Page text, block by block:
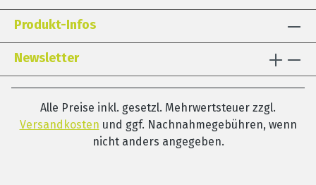
Produkt-Infos
Newsletter
Alle Preise inkl. gesetzl. Mehrwertsteuer zzgl.
Versandkosten und ggf. Nachnahmegebühren, wenn
nicht anders angegeben.